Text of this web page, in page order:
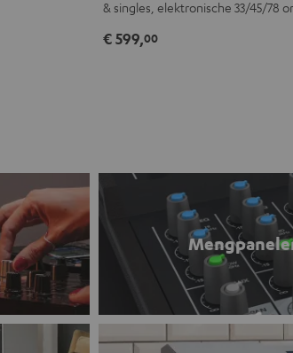
S
Zwart
& singles, elektronische 33/45/78
€ 599,00